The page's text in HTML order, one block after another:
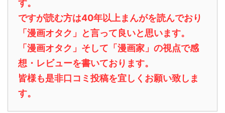
す。
ですが読む方は40年以上まんがを読んでおり
「漫画オタク」と言って良いと思います。
「漫画オタク」そして「漫画家」の視点で感
想・レビューを書いております。
皆様も是非口コミ投稿を宜しくお願い致しま
す。